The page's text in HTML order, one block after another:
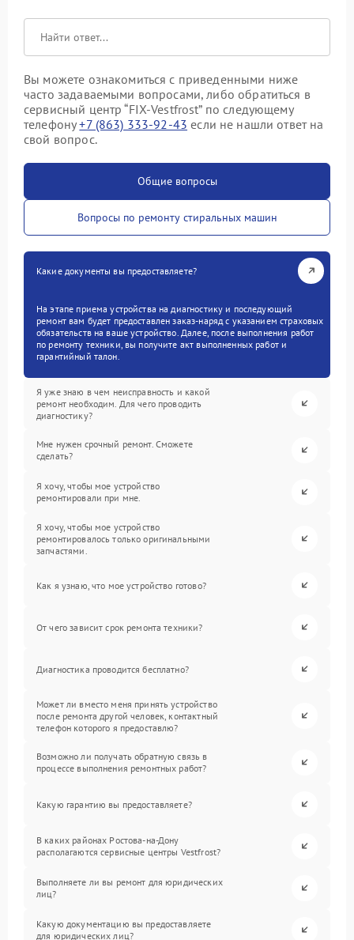
Вы можете ознакомиться с приведенными ниже
часто задаваемыми вопросами, либо обратиться в
сервисный центр “FIX-Vestfrost” по следующему
телефону+7 (863) 333-92-43 если не нашли ответ на
свой вопрос.
Общие вопросы
Вопросы по ремонту стиральных машин
Какие документы вы предоставляете?
На этапе приема устройства на диагностику и последующий
ремонт вам будет предоставлен заказ-наряд с указанием страховых
обязательств на ваше устройство. Далее, после выполнения работ
по ремонту техники, вы получите акт выполненных работ и
гарантийный талон.
Я уже знаю в чем неисправность и какой
ремонт необходим. Для чего проводить
диагностику?
Мне нужен срочный ремонт. Сможете
сделать?
Я хочу, чтобы мое устройство
ремонтировали при мне.
Я хочу, чтобы мое устройство
ремонтировалось только оригинальными
запчастями.
Как я узнаю, что мое устройство готово?
От чего зависит срок ремонта техники?
Диагностика проводится бесплатно?
Может ли вместо меня принять устройство
после ремонта другой человек, контактный
телефон которого я предоставлю?
Возможно ли получать обратную связь в
процессе выполнения ремонтных работ?
Какую гарантию вы предоставляете?
В каких районах Ростова-на-Дону
располагаются сервисные центры Vestfrost?
Выполняете ли вы ремонт для юридических
лиц?
Какую документацию вы предоставляете
для юридических лиц?